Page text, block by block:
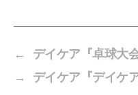
←
デイケア『卓球大
→
デイケア『デイケ